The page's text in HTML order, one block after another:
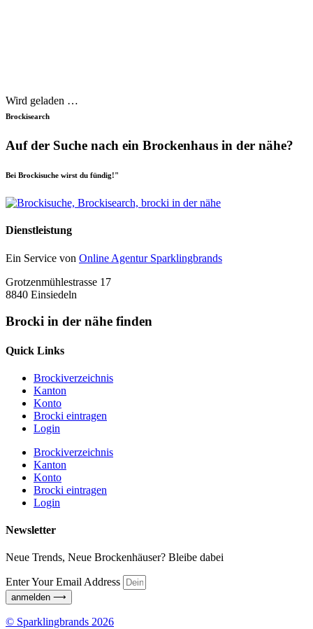
Wird geladen …
Brockisearch
Auf der Suche nach ein Brockenhaus in der nähe?
Bei Brockisuche wirst du fündig!"
Dienstleistung
Ein Service von Online Agentur Sparklingbrands
Grotzenmühlestrasse 17
8840 Einsiedeln
Brocki in der nähe finden
Quick Links
Brockiverzeichnis
Kanton
Konto
Brocki eintragen
Login
Brockiverzeichnis
Kanton
Konto
Brocki eintragen
Login
Newsletter
Neue Trends, Neue Brockenhäuser? Bleibe dabei
Enter Your Email Address
anmelden ⟶
© Sparklingbrands 2026